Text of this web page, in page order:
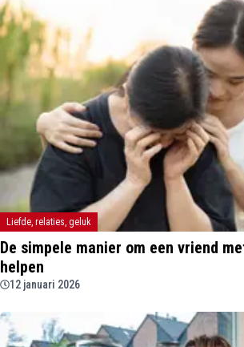
Liefde, relaties, geluk
De simpele manier om een vriend
helpen
12 januari 2026